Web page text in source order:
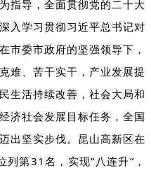
指导，全面贯彻党的二十大
入学习贯彻习近平总书记对
市委市政府的坚强领导下，
难、苦干实干，产业发展提
生活持续改善，社会大局和
济社会发展目标任务，全国
出坚实步伐。昆山高新区在
第31名，实现“八连升”，